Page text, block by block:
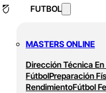
FUTBOL
MASTERS ONLINE
Dirección Técnica
FútbolPreparación
RendimientoFútbol